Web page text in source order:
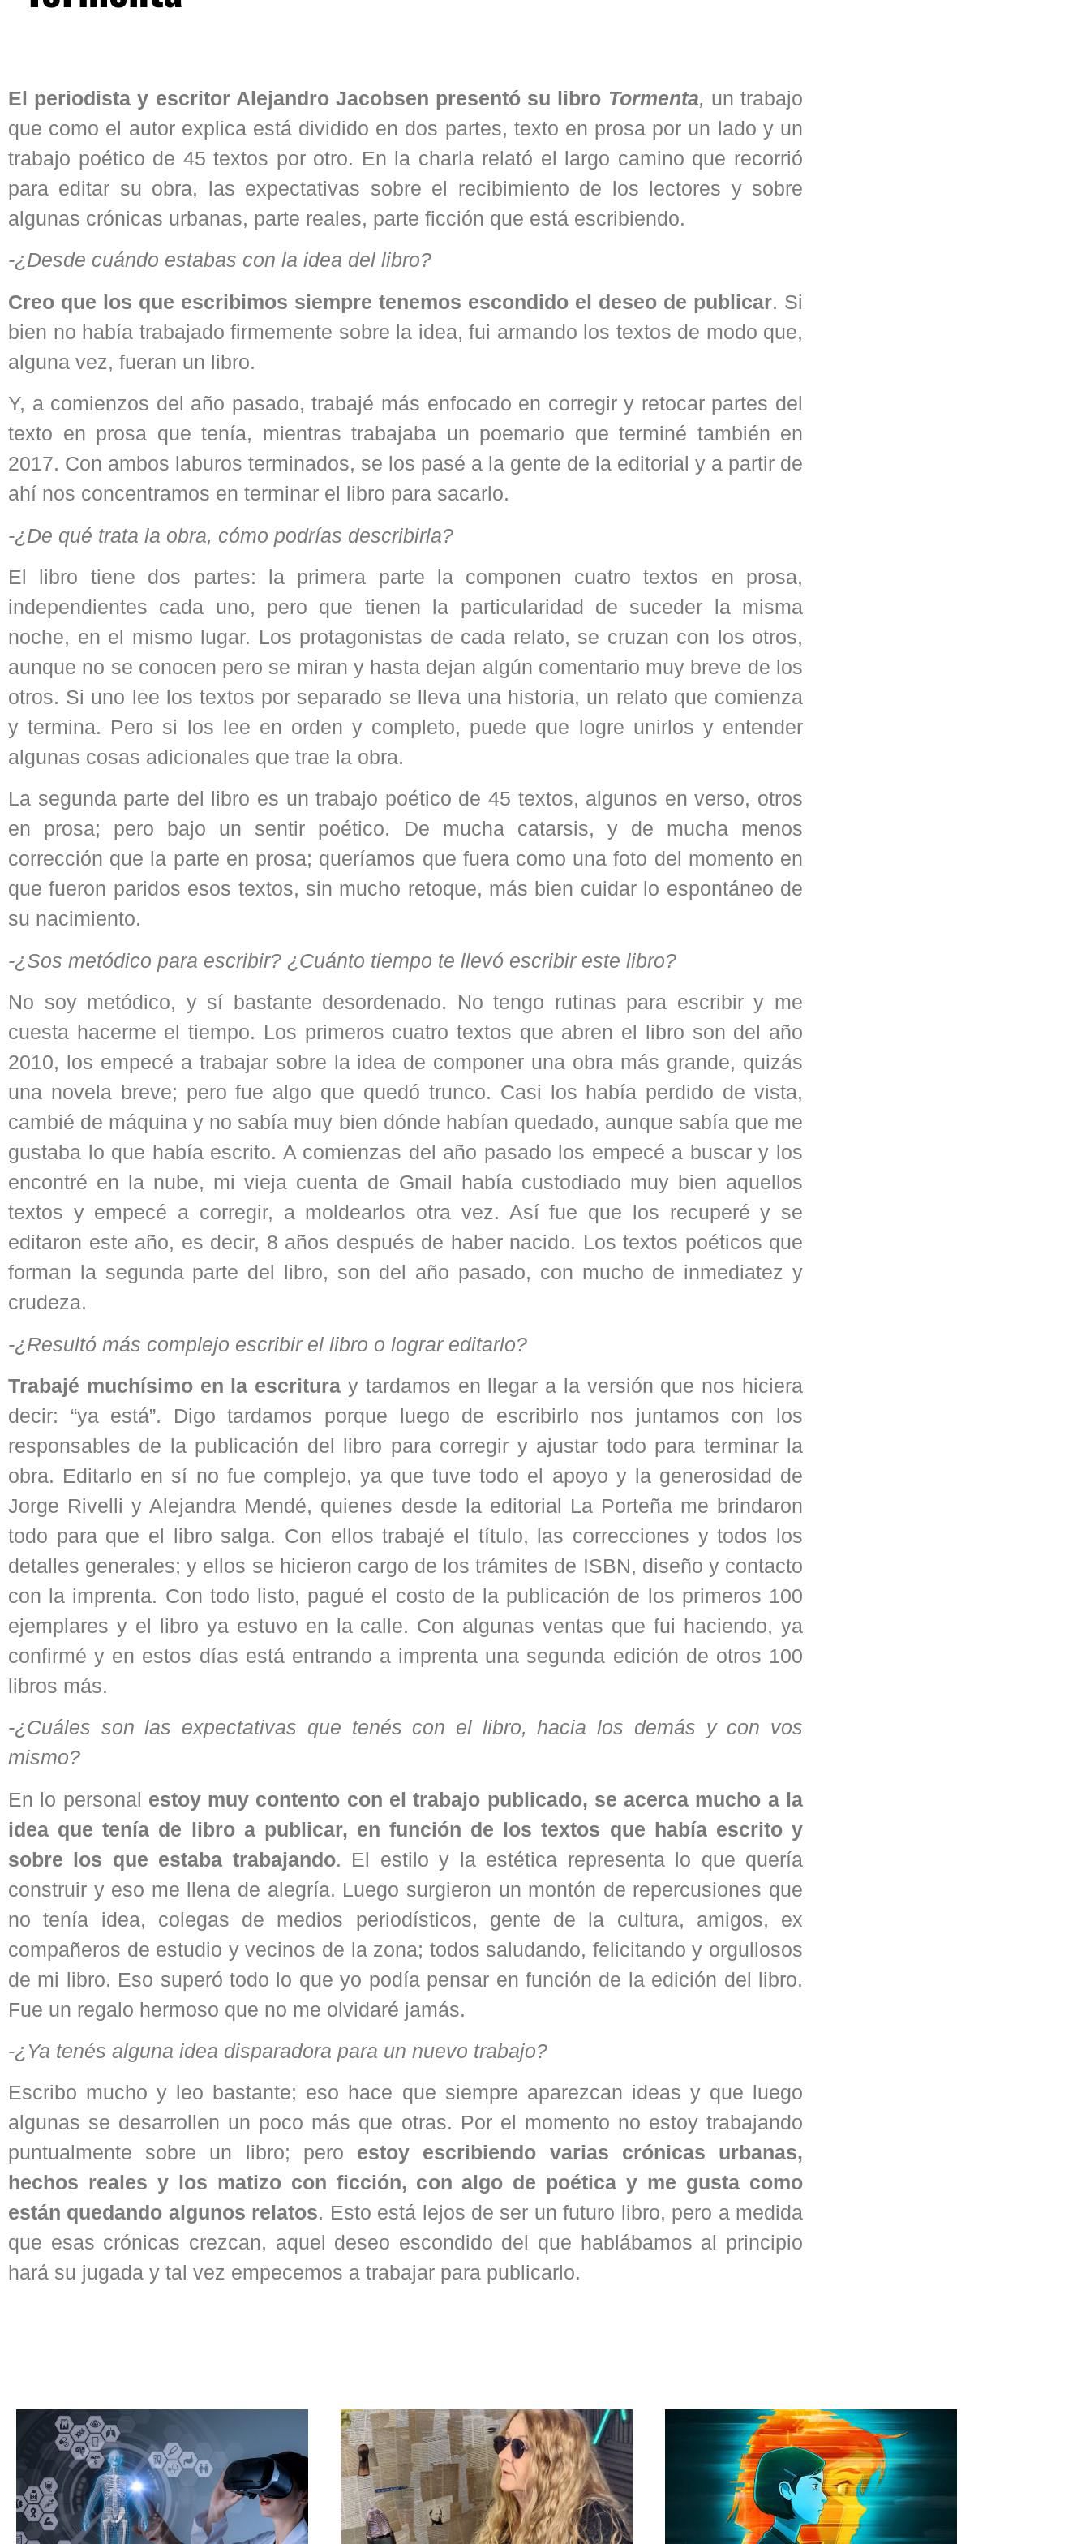
El periodista y escritor Alejandro Jacobsen presentó su libro Tormenta, un trabajo
que como el autor explica está dividido en dos partes, texto en prosa por un lado y un
trabajo poético de 45 textos por otro. En la charla relató el largo camino que recorrió
para editar su obra, las expectativas sobre el recibimiento de los lectores y sobre
algunas crónicas urbanas, parte reales, parte ficción que está escribiendo.
-¿Desde cuándo estabas con la idea del libro?
Creo que los que escribimos siempre tenemos escondido el deseo de publicar. Si
bien no había trabajado firmemente sobre la idea, fui armando los textos de modo que,
alguna vez, fueran un libro.
Y, a comienzos del año pasado, trabajé más enfocado en corregir y retocar partes del
texto en prosa que tenía, mientras trabajaba un poemario que terminé también en
2017. Con ambos laburos terminados, se los pasé a la gente de la editorial y a partir de
ahí nos concentramos en terminar el libro para sacarlo.
-¿De qué trata la obra, cómo podrías describirla?
El libro tiene dos partes: la primera parte la componen cuatro textos en prosa,
independientes cada uno, pero que tienen la particularidad de suceder la misma
noche, en el mismo lugar. Los protagonistas de cada relato, se cruzan con los otros,
aunque no se conocen pero se miran y hasta dejan algún comentario muy breve de los
otros. Si uno lee los textos por separado se lleva una historia, un relato que comienza
y termina. Pero si los lee en orden y completo, puede que logre unirlos y entender
algunas cosas adicionales que trae la obra.
La segunda parte del libro es un trabajo poético de 45 textos, algunos en verso, otros
en prosa; pero bajo un sentir poético. De mucha catarsis, y de mucha menos
corrección que la parte en prosa; queríamos que fuera como una foto del momento en
que fueron paridos esos textos, sin mucho retoque, más bien cuidar lo espontáneo de
su nacimiento.
-¿Sos metódico para escribir? ¿Cuánto tiempo te llevó escribir este libro?
No soy metódico, y sí bastante desordenado. No tengo rutinas para escribir y me
cuesta hacerme el tiempo. Los primeros cuatro textos que abren el libro son del año
2010, los empecé a trabajar sobre la idea de componer una obra más grande, quizás
una novela breve; pero fue algo que quedó trunco. Casi los había perdido de vista,
cambié de máquina y no sabía muy bien dónde habían quedado, aunque sabía que me
gustaba lo que había escrito. A comienzas del año pasado los empecé a buscar y los
encontré en la nube, mi vieja cuenta de Gmail había custodiado muy bien aquellos
textos y empecé a corregir, a moldearlos otra vez. Así fue que los recuperé y se
editaron este año, es decir, 8 años después de haber nacido. Los textos poéticos que
forman la segunda parte del libro, son del año pasado, con mucho de inmediatez y
crudeza.
-¿Resultó más complejo escribir el libro o lograr editarlo?
Trabajé muchísimo en la escritura y tardamos en llegar a la versión que nos hiciera
decir: “ya está”. Digo tardamos porque luego de escribirlo nos juntamos con los
responsables de la publicación del libro para corregir y ajustar todo para terminar la
obra. Editarlo en sí no fue complejo, ya que tuve todo el apoyo y la generosidad de
Jorge Rivelli y Alejandra Mendé, quienes desde la editorial La Porteña me brindaron
todo para que el libro salga. Con ellos trabajé el título, las correcciones y todos los
detalles generales; y ellos se hicieron cargo de los trámites de ISBN, diseño y contacto
con la imprenta. Con todo listo, pagué el costo de la publicación de los primeros 100
ejemplares y el libro ya estuvo en la calle. Con algunas ventas que fui haciendo, ya
confirmé y en estos días está entrando a imprenta una segunda edición de otros 100
libros más.
-¿Cuáles son las expectativas que tenés con el libro, hacia los demás y con vos
mismo?
En lo personal estoy muy contento con el trabajo publicado, se acerca mucho a la
idea que tenía de libro a publicar, en función de los textos que había escrito y
sobre los que estaba trabajando. El estilo y la estética representa lo que quería
construir y eso me llena de alegría. Luego surgieron un montón de repercusiones que
no tenía idea, colegas de medios periodísticos, gente de la cultura, amigos, ex
compañeros de estudio y vecinos de la zona; todos saludando, felicitando y orgullosos
de mi libro. Eso superó todo lo que yo podía pensar en función de la edición del libro.
Fue un regalo hermoso que no me olvidaré jamás.
-¿Ya tenés alguna idea disparadora para un nuevo trabajo?
Escribo mucho y leo bastante; eso hace que siempre aparezcan ideas y que luego
algunas se desarrollen un poco más que otras. Por el momento no estoy trabajando
puntualmente sobre un libro; pero estoy escribiendo varias crónicas urbanas,
hechos reales y los matizo con ficción, con algo de poética y me gusta como
están quedando algunos relatos. Esto está lejos de ser un futuro libro, pero a medida
que esas crónicas crezcan, aquel deseo escondido del que hablábamos al principio
hará su jugada y tal vez empecemos a trabajar para publicarlo.